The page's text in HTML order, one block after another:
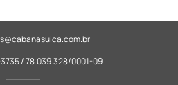
/ 78.039.328/0001-09